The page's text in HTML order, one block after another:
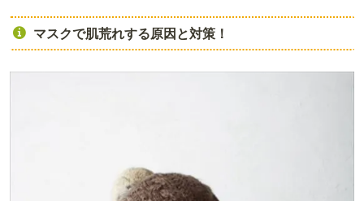
マスクで肌荒れする原因と対策！